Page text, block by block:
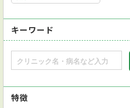
キーワード
特徴